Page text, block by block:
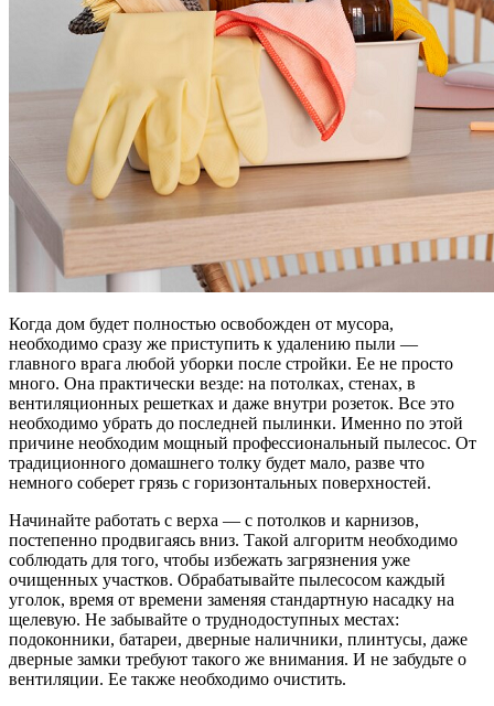
Когда дом будет полностью освобожден от мусора,
необходимо сразу же приступить к удалению пыли —
главного врага любой уборки после стройки. Ее не просто
много. Она практически везде: на потолках, стенах, в
вентиляционных решетках и даже внутри розеток. Все это
необходимо убрать до последней пылинки. Именно по этой
причине необходим мощный профессиональный пылесос. От
традиционного домашнего толку будет мало, разве что
немного соберет грязь с горизонтальных поверхностей.
Начинайте работать с верха — с потолков и карнизов,
постепенно продвигаясь вниз. Такой алгоритм необходимо
соблюдать для того, чтобы избежать загрязнения уже
очищенных участков. Обрабатывайте пылесосом каждый
уголок, время от времени заменяя стандартную насадку на
щелевую. Не забывайте о труднодоступных местах:
подоконники, батареи, дверные наличники, плинтусы, даже
дверные замки требуют такого же внимания. И не забудьте о
вентиляции. Ее также необходимо очистить.